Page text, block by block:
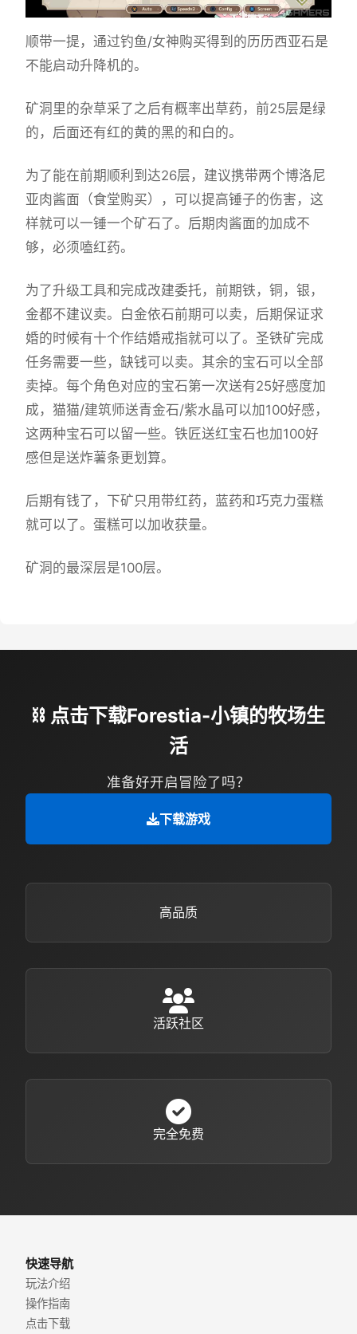
顺带一提，通过钓鱼/女神购买得到的历历西亚石是
不能启动升降机的。
矿洞里的杂草采了之后有概率出草药，前25层是绿
的，后面还有红的黄的黑的和白的。
为了能在前期顺利到达26层，建议携带两个博洛尼
亚肉酱面（食堂购买），可以提高锤子的伤害，这
样就可以一锤一个矿石了。后期肉酱面的加成不
够，必须嗑红药。
为了升级工具和完成改建委托，前期铁，铜，银，
金都不建议卖。白金依石前期可以卖，后期保证求
婚的时候有十个作结婚戒指就可以了。圣铁矿完成
任务需要一些，缺钱可以卖。其余的宝石可以全部
卖掉。每个角色对应的宝石第一次送有25好感度加
成，猫猫/建筑师送青金石/紫水晶可以加100好感，
这两种宝石可以留一些。铁匠送红宝石也加100好
感但是送炸薯条更划算。
后期有钱了，下矿只用带红药，蓝药和巧克力蛋糕
就可以了。蛋糕可以加收获量。
矿洞的最深层是100层。
⛓️ 点击下载Forestia-小镇的牧场生
活
准备好开启冒险了吗？
下载游戏
高品质
活跃社区
完全免费
快速导航
玩法介绍
操作指南
点击下载